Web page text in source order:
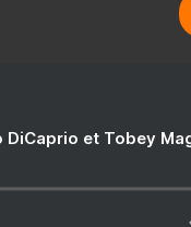
DiCaprio et Tobey